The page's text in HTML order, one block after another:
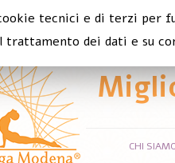
CHI
tecnici e di terzi per
trattamento dei dati e su